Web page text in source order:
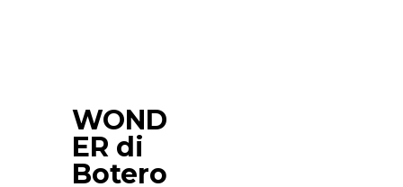
WOND
ER di
Botero